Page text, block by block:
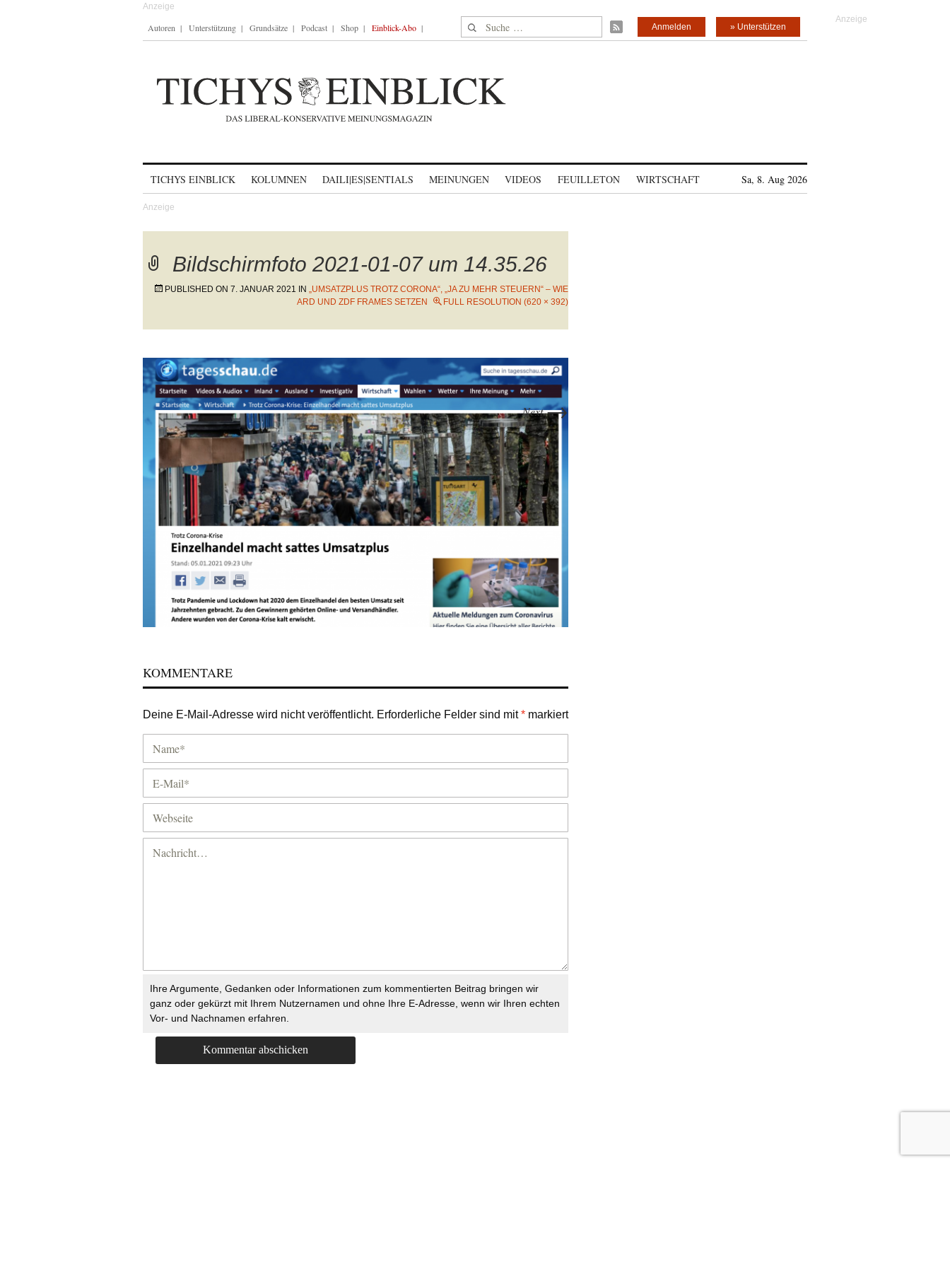
Autoren Unterstützung Grundsätze Podcast Shop Einblick-Abo Suche nach: » Unterstützen
Anmelden
TICHYS EINBLICK KOLUMNEN DAILI|ES|SENTIALS MEINUNGEN VIDEOS FEUILLETON WIRTSCHAFT Sa, 8. Aug 2026
Bildschirmfoto 2021-01-07 um 14.35.26
PUBLISHED ON 7. JANUAR 2021 IN „UMSATZPLUS TROTZ CORONA“, „JA ZU MEHR STEUERN“ – WIE
ARD UND ZDF FRAMES SETZEN
FULL RESOLUTION (620 × 392)
Next→
KOMMENTARE
Deine E-Mail-Adresse wird nicht veröffentlicht. Erforderliche Felder sind mit* markiert
Ihre Argumente, Gedanken oder Informationen zum kommentierten Beitrag bringen wir
ganz oder gekürzt mit Ihrem Nutzernamen und ohne Ihre E-Adresse, wenn wir Ihren echten
Vor- und Nachnamen erfahren.